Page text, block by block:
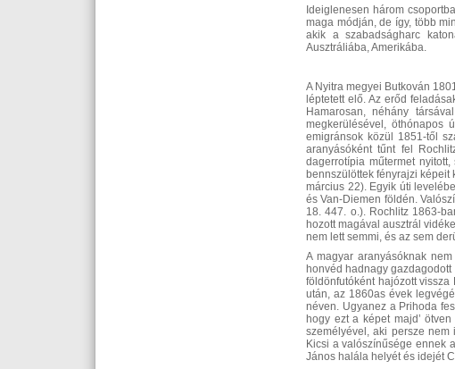
Ideiglenesen három
maga módján, de így, több
akik a szabadságharc
Ausztráliába, Amerikába.
A Nyitra megyei Butkován
léptetett elő. Az erőd
Hamarosan, néhány
megkerülésével, öthónapos
emigránsok közül 1851-től
aranyásóként tűnt fel
dagerrotípia műtermet
bennszülöttek fényrajzi képeit
március 22). Egyik úti
és Van-Diemen földén.
18. 447. o.). Rochlitz 1863-
hozott magával ausztrál
nem lett semmi, és az sem
A magyar aranyásóknak
honvéd hadnagy
földönfutóként hajózott
után, az 1860as évek
néven. Ugyanez a Prihoda
hogy ezt a képet majd’
személyével, aki persze
Kicsi a valószínűsége ennek
János halála helyét és idejét